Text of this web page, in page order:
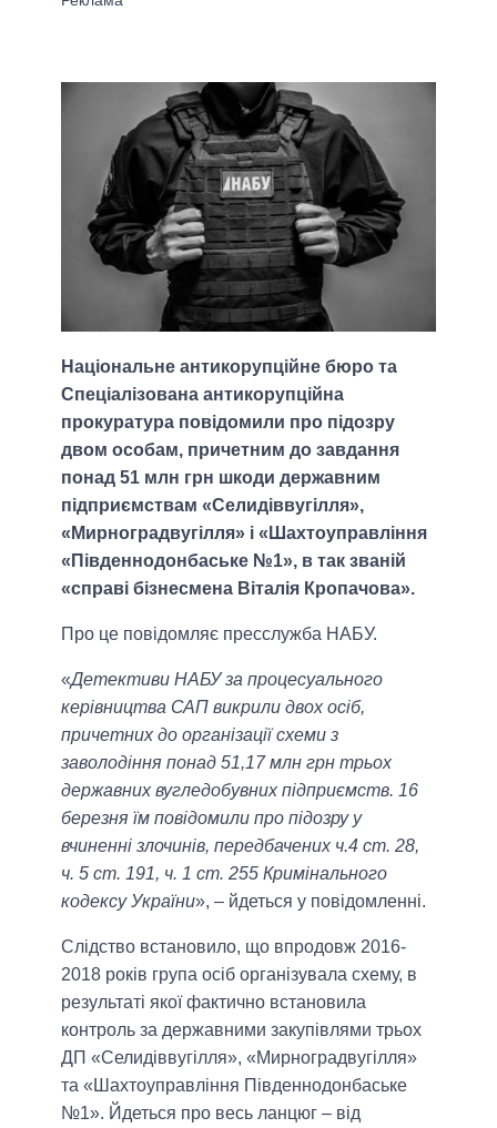
Національне антикорупційне бюро та
Спеціалізована антикорупційна
прокуратура повідомили про підозру
двом особам, причетним до завдання
понад 51 млн грн шкоди державним
підприємствам «Селидіввугілля»,
«Мирноградвугілля» і «Шахтоуправління
«Південнодонбаське №1», в так званій
«справі бізнесмена Віталія Кропачова».
Про це повідомляє пресслужба НАБУ.
«Детективи НАБУ за процесуального
керівництва САП викрили двох осіб,
причетних до організації схеми з
заволодіння понад 51,17 млн грн трьох
державних вугледобувних підприємств. 16
березня їм повідомили про підозру у
вчиненні злочинів, передбачених ч.4 ст. 28,
ч. 5 ст. 191, ч. 1 ст. 255 Кримінального
кодексу України», – йдеться у повідомленні.
Слідство встановило, що впродовж 2016-
2018 років група осіб організувала схему, в
результаті якої фактично встановила
контроль за державними закупівлями трьох
ДП «Селидіввугілля», «Мирноградвугілля»
та «Шахтоуправління Південнодонбаське
№1». Йдеться про весь ланцюг – від